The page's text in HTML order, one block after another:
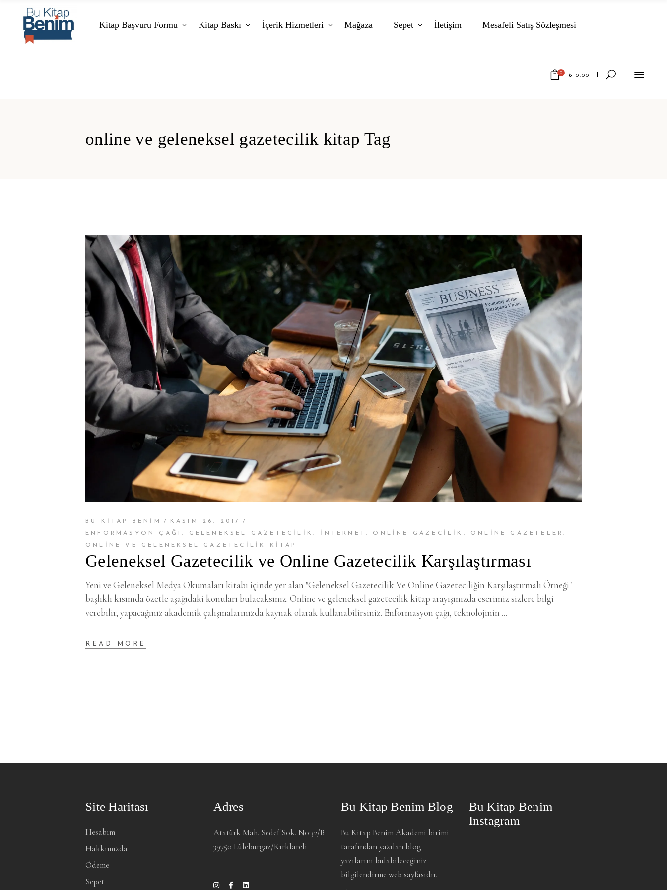
Kitap Başvuru Formu Kitap Baskı İçerik Hizmetleri Mağaza Sepet İletişim Mesafeli Satış Sözleşmesi
0 ₺ 0,00
online ve geleneksel gazetecilik kitap Tag
BU KİTAP BENİM
KASIM 26, 2017
ENFORMASYON ÇAĞI, GELENEKSEL GAZETECILIK, INTERNET, ONLINE GAZECILIK , ONLINE GAZETELER,
ONLINE VE GELENEKSEL GAZETECILIK KITAP
Geleneksel Gazetecilik ve Online Gazetecilik Karşılaştırması
Yeni ve Geleneksel Medya Okumaları kitabı içinde yer alan "Geleneksel Gazetecilik Ve Online Gazeteciliğin Karşılaştırmalı Örneği"
başlıklı kısımda özetle aşağıdaki konuları bulacaksınız. Online ve geleneksel gazetecilik kitap arayışınızda eserimiz sizlere bilgi
verebilir, yapacağınız akademik çalışmalarınızda kaynak olarak kullanabilirsiniz. Enformasyon çağı, teknolojinin
READ MORE
Site Haritası
Hesabım
Hakkımızda
Ödeme
Sepet
Adres
Atatürk Mah. Sedef Sok. No:32/B
39750 Lüleburgaz/Kırklareli
Bu Kitap Benim Blog
Bu Kitap Benim Akademi birimi
tarafından yazılan blog
yazılarını bulabileceğiniz
bilgilendirme web sayfasıdır.
Bu Kitap Benim
Instagram